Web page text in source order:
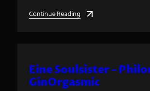
Continue Reading
Eine Soulsister –
GinOrgasmic